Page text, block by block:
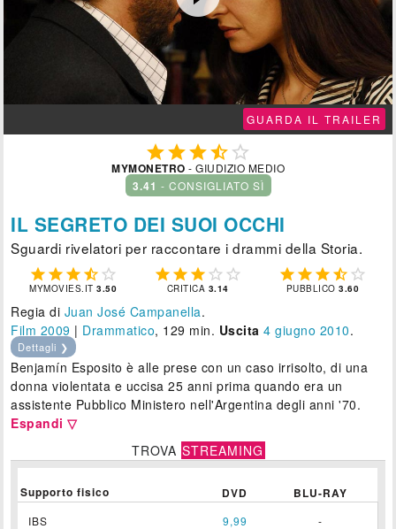
GUARDA IL TRAILER
 
MYMONETRO - GIUDIZIO MEDIO
3.41 - CONSIGLIATO SÌ
IL SEGRETO DEI SUOI OCCHI
Sguardi rivelatori per raccontare i drammi della Storia.
    
MYMOVIES.IT3.50
    
CRITICA 3.14
    
PUBBLICO3.60
Regia di Juan José Campanella.
Film 2009 | Drammatico, 129 min. Uscita 4 giugno 2010.
Dettagli ❯
Benjamín Esposito è alle prese con un caso irrisolto, di una
donna violentata e uccisa 25 anni prima quando era un
assistente Pubblico Ministero nell'Argentina degli anni '70.
Espandi ▽
TROVA STREAMING
Supporto fisico DVD BLU-RAY
IBS 9,99 -